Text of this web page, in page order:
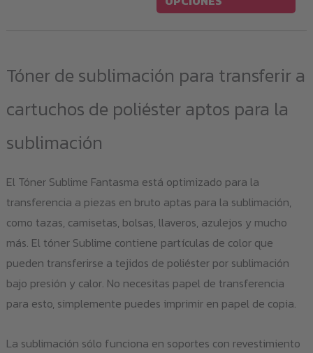
Las
Tóner de sublimación para transferir a
cartuchos de poliéster aptos para la
sublimación
El Tóner Sublime Fantasma está optimizado para la
transferencia a piezas en bruto aptas para la sublimación,
como tazas, camisetas, bolsas, llaveros, azulejos y mucho
más. El tóner Sublime contiene partículas de color que
pueden transferirse a tejidos de poliéster por sublimación
bajo presión y calor. No necesitas papel de transferencia
para esto, simplemente puedes imprimir en papel de copia.
La sublimación sólo funciona en soportes con revestimiento